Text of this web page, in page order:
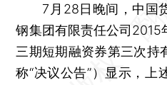
7月28日晚间，中国货
钢集团有限责任公司
三期短期融资券第三次持
称“决议公告”）显示，上